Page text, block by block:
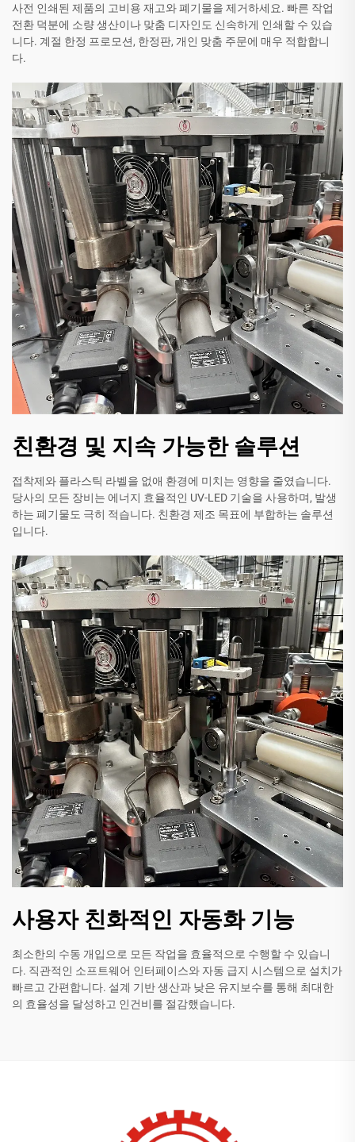
사전 인쇄된 제품의 고비용 재고와 폐기물을 제거하세요. 빠른 작업
전환 덕분에 소량 생산이나 맞춤 디자인도 신속하게 인쇄할 수 있습
니다. 계절 한정 프로모션, 한정판, 개인 맞춤 주문에 매우 적합합니
다.
친환경 및 지속 가능한 솔루션
접착제와 플라스틱 라벨을 없애 환경에 미치는 영향을 줄였습니다.
당사의 모든 장비는 에너지 효율적인 UV-LED 기술을 사용하며, 발생
하는 폐기물도 극히 적습니다. 친환경 제조 목표에 부합하는 솔루션
입니다.
사용자 친화적인 자동화 기능
최소한의 수동 개입으로 모든 작업을 효율적으로 수행할 수 있습니
다. 직관적인 소프트웨어 인터페이스와 자동 급지 시스템으로 설치가
빠르고 간편합니다. 설계 기반 생산과 낮은 유지보수를 통해 최대한
의 효율성을 달성하고 인건비를 절감했습니다.